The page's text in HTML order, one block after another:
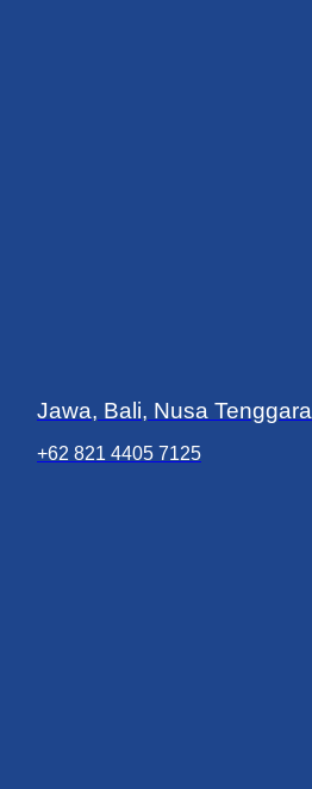
Jawa, Bali, Nusa Tenggara
+62 821 4405 7125